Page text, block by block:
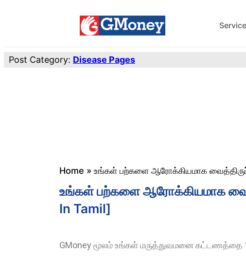
Post Category: Disease Pages
Home » உங்கள் பற்களை ஆரோக்கியமாக
உங்கள் பற்களை ஆரோக்கியமாக
In Tamil]
GMoney மூலம் உங்கள் மருத்துவமனை